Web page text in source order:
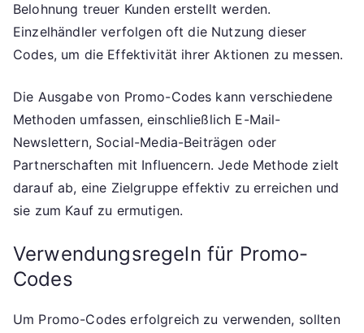
Belohnung treuer Kunden erstellt werden.
Einzelhändler verfolgen oft die Nutzung dieser
Codes, um die Effektivität ihrer Aktionen zu messen.
Die Ausgabe von Promo-Codes kann verschiedene
Methoden umfassen, einschließlich E-Mail-
Newslettern, Social-Media-Beiträgen oder
Partnerschaften mit Influencern. Jede Methode zielt
darauf ab, eine Zielgruppe effektiv zu erreichen und
sie zum Kauf zu ermutigen.
Verwendungsregeln für Promo-
Codes
Um Promo-Codes erfolgreich zu verwenden, sollten